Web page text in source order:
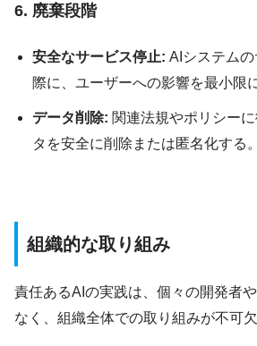
6. 廃棄段階
安全なサービス停止: AIシステム
際に、ユーザーへの影響を最小限
データ削除: 関連法規やポリシー
タを安全に削除または匿名化する。
組織的な取り組み
責任あるAIの実践は、個々の開発者
なく、組織全体での取り組みが不可欠